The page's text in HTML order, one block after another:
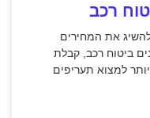
רכב
את המחירים
ביטוח רכב, קבלת
למצוא תעריפים